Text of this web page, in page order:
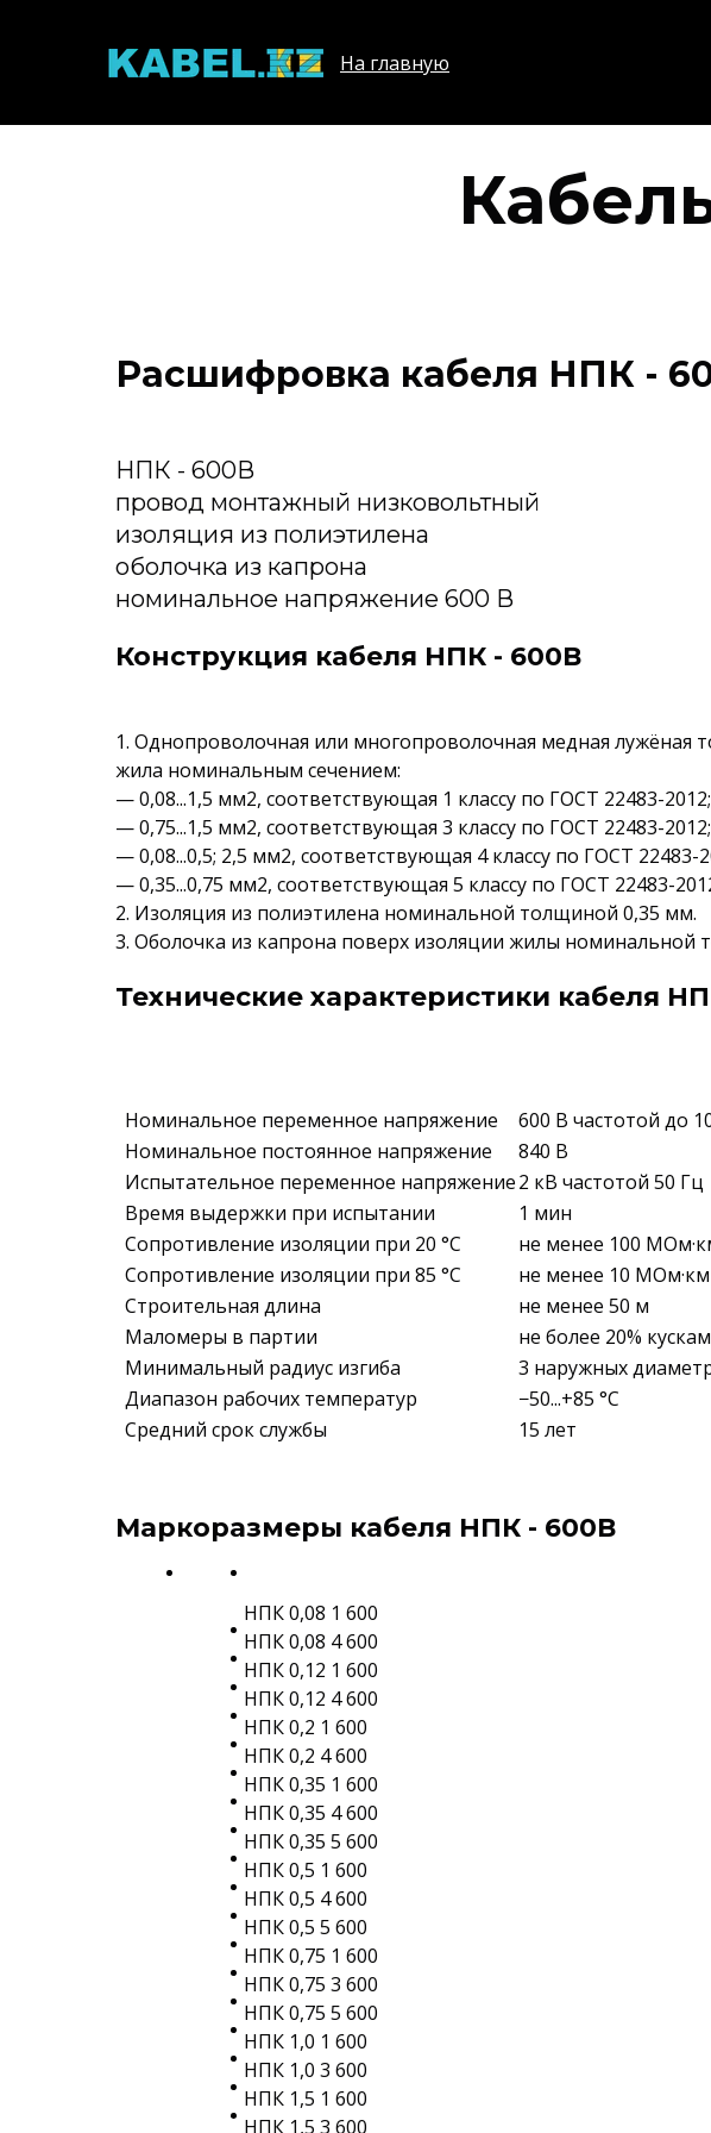
На главную
Расшифровка кабеля НПК -
НПК - 600В
провод монтажный низковольтный
изоляция из полиэтилена
оболочка из капрона
номинальное напряжение 600 В
Конструкция кабеля НПК - 600В
1. Однопроволочная или многопроволочная медная лужёная
жила номинальным сечением:
— 0,08...1,5 мм2, соответствующая 1 классу по ГОСТ 22483-2012;
— 0,75...1,5 мм2, соответствующая 3 классу по ГОСТ 22483-2012;
— 0,08...0,5; 2,5 мм2, соответствующая 4 классу по ГОСТ 22483-
— 0,35...0,75 мм2, соответствующая 5 классу по ГОСТ 22483-
2. Изоляция из полиэтилена номинальной толщиной 0,35 мм.
3. Оболочка из капрона поверх изоляции жилы номинальной
Технические характеристики кабеля
Номинальное переменное напряжение
600 В частотой до
Номинальное постоянное напряжение
840 В
Испытательное переменное напряжение2 кВ частотой 50 Гц
Время выдержки при испытании
1 мин
Сопротивление изоляции при 20 °С
не менее 100
Сопротивление изоляции при 85 °С
не менее 10 МОм·км
Строительная длина
не менее 50 м
Маломеры в партии
не более 20%
Минимальный радиус изгиба
3 наружных
Диапазон рабочих температур
−50...+85 °C
Средний срок службы
15 лет
Маркоразмеры кабеля НПК - 600В
НПК 0,08 1 600
НПК 0,08 4 600
НПК 0,12 1 600
НПК 0,12 4 600
НПК 0,2 1 600
НПК 0,2 4 600
НПК 0,35 1 600
НПК 0,35 4 600
НПК 0,35 5 600
НПК 0,5 1 600
НПК 0,5 4 600
НПК 0,5 5 600
НПК 0,75 1 600
НПК 0,75 3 600
НПК 0,75 5 600
НПК 1,0 1 600
НПК 1,0 3 600
НПК 1,5 1 600
НПК 1,5 3 600